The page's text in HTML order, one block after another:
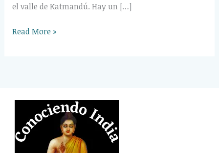
el valle de Katmandú. Hay un […]
Read More »